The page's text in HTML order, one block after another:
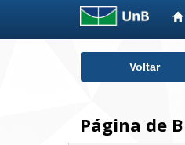
Voltar
Página de